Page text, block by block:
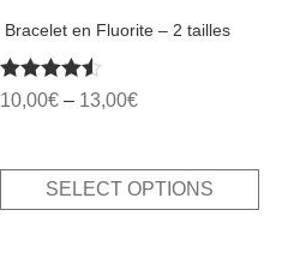
​ Bracelet en Fluorite – 2 tailles
Rated
4.50
10,00€– 13,00€
SELECT OPTIONS
page